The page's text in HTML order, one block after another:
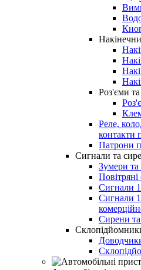
Роз'єми
Реле,
контакти
Патрони
Сигнали та
Зумери та
Сигнали
Сигнали
Сирени